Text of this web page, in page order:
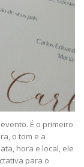
É o primeiro
o tom e a
hora e local, ele
para o